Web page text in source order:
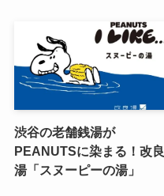
渋谷の老舗銭湯が
PEANUTSに染まる！改良
湯「スヌーピーの湯」